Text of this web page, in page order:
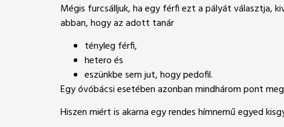
Mégis furcsálljuk, ha egy férfi ezt a pályát választja,
abban, hogy az adott tanár
tényleg férfi,
hetero és
eszünkbe sem jut, hogy pedofil.
Egy óvóbácsi esetében azonban mindhárom pont
Hiszen miért is akarna egy rendes hímnemű egyed